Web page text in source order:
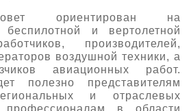
ориентирован на
и вертолетной
производителей,
воздушной техники, а
авиационных работ.
полезно представителям
и отраслевых
профессионалам в области